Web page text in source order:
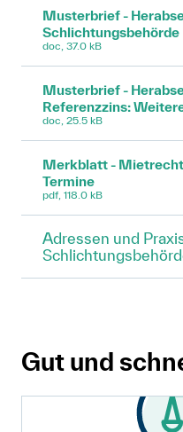
Musterbrief -
Schlichtungsbehörde
doc, 37.0 kB
Musterbrief -
Referenzzins:
doc, 25.5 kB
Merkblatt -
Termine
pdf, 118.0 kB
Adressen und
Gut und